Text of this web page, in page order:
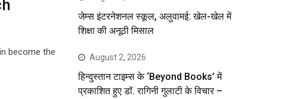
become the
जेम्स इंटरनेशनल स्कूल, अलुवामई: खेल-खेल में
शिक्षा की अनूठी मिसाल
August 2, 2026
हिन्दुस्तान टाइम्स के ‘Beyond Books’ में
प्रकाशित हुए डॉ. रागिनी गुलाटी के विचार –